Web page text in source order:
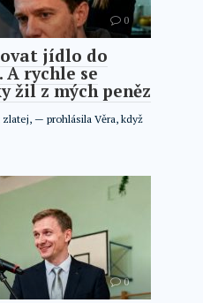
0
jídlo do
A rychle se
žil z mých peněz
— prohlásila Věra, když
0